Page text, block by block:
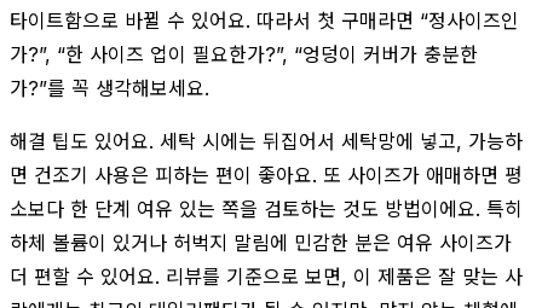
타이트함으로 바뀔 수 있어요. 따라서 첫 구매라면 “정사이즈인
가?”, “한 사이즈 업이 필요한가?”, “엉덩이 커버가 충분한
가?”를 꼭 생각해보세요.
해결 팁도 있어요. 세탁 시에는 뒤집어서 세탁망에 넣고, 가능하
면 건조기 사용은 피하는 편이 좋아요. 또 사이즈가 애매하면 평
소보다 한 단계 여유 있는 쪽을 검토하는 것도 방법이에요. 특히
하체 볼륨이 있거나 허벅지 말림에 민감한 분은 여유 사이즈가
더 편할 수 있어요. 리뷰를 기준으로 보면, 이 제품은 잘 맞는 사